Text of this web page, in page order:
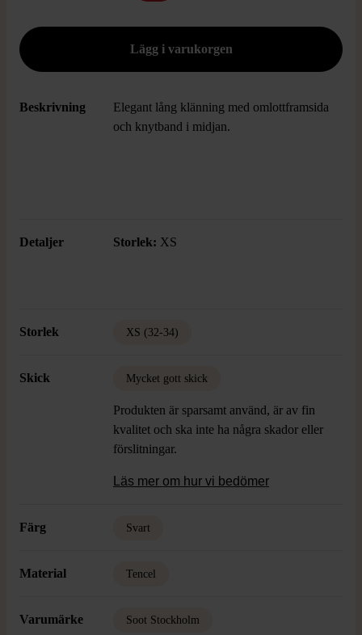
Beskrivning
Elegant lång klänning med omlottframsida
och knytband i midjan.
Detaljer Storlek: XS
Storlek XS (32-34)
Skick Mycket gott skick
Produkten är sparsamt använd, är av fin
kvalitet och ska inte ha några skador eller
förslitningar.
Läs mer om hur vi bedömer
Färg Svart
Material Tencel
Varumärke Soot Stockholm